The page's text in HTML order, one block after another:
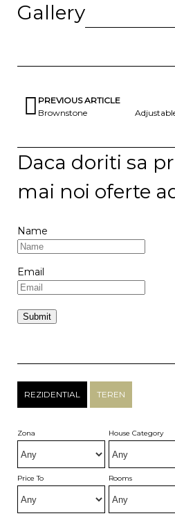
Gallery
PREVIOUS ARTICLE
Brownstone
Daca doriti sa
mai noi oferte
Name
Email
REZIDENTIAL TEREN
Zona House Category
Price To Rooms